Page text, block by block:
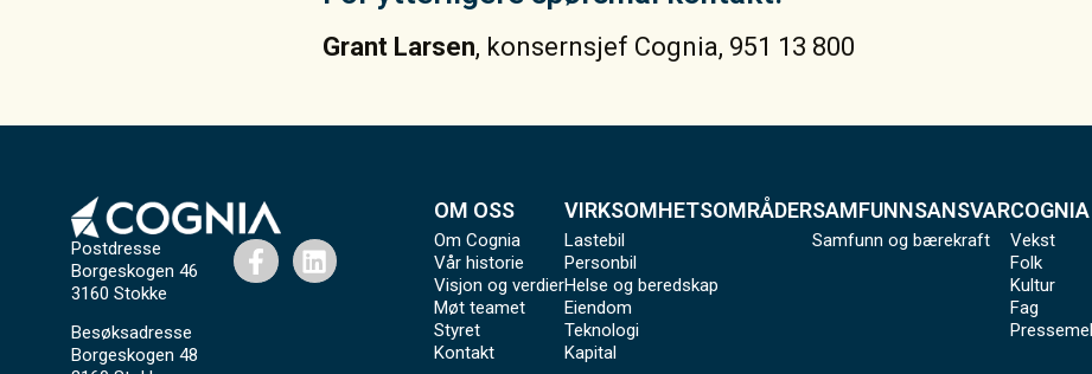
Grant Larsen, konsernsjef Cognia, 951 13 800
Postdresse
Borgeskogen 46
3160 Stokke
Besøksadresse
Borgeskogen 48
OM OSS
Om Cognia
Vår historie
Visjon og verdier
Møt teamet
Styret
Kontakt
VIRKSOMHETSOMRÅDER
Lastebil
Personbil
Helse og beredskap
Eiendom
Teknologi
Kapital
SAMFUNNSANSVAR
Samfunn og bærekraft
Vekst
Folk
Kultur
Fag